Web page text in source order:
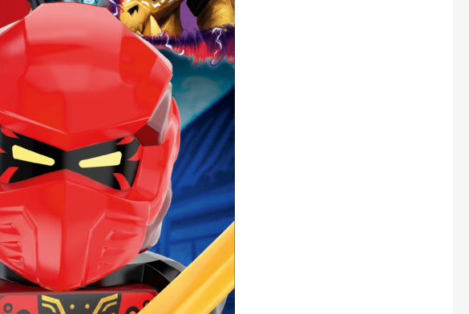
Marianne Bydlení
Marianne Venkov & styl